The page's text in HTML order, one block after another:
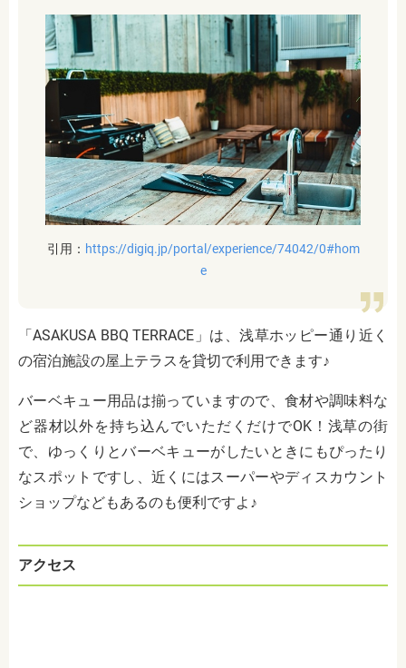
引用： https://digiq.jp/portal/experience/74042/0#hom
e
「ASAKUSA BBQ TERRACE」は、浅草ホッピー通り近く
の宿泊施設の屋上テラスを貸切で利用できます♪
バーベキュー用品は揃っていますので、食材や調味料な
ど器材以外を持ち込んでいただくだけでOK！浅草の街
で、ゆっくりとバーベキューがしたいときにもぴったり
なスポットですし、近くにはスーパーやディスカウント
ショップなどもあるのも便利ですよ♪
アクセス